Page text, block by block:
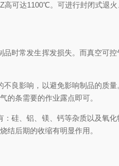
可达1100℃。可进行封闭式退火
常发生挥发损失。而真空可
影响，以避免影响制品的质
的条需要的作业露点即可。
、铝、镁、钙等杂质以及氧
结后期的收缩有明显作用。